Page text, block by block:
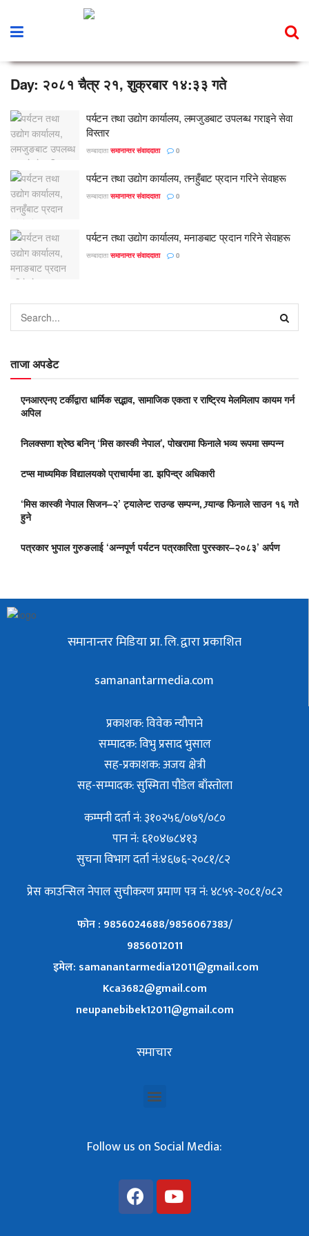
Day: २०८१ चैत्र २१, शुक्रबार १४:३३ गते
पर्यटन तथा उद्योग कार्यालय, लमजुङबाट उपलब्ध गराइने सेवा
विस्तार
सम्बादाता समानान्तर संवाददाता 0
पर्यटन तथा उद्योग कार्यालय, तनहुँबाट प्रदान गरिने सेवाहरू
सम्बादाता समानान्तर संवाददाता 0
पर्यटन तथा उद्योग कार्यालय, मनाङबाट प्रदान गरिने सेवाहरू
सम्बादाता समानान्तर संवाददाता 0
ताजा अपडेट
एनआरएनए टर्कीद्वारा धार्मिक सद्भाव, सामाजिक एकता र राष्ट्रिय मेलमिलाप कायम गर्न
अपिल
निलक्सणा श्रेष्ठ बनिन् ‘मिस कास्की नेपाल’, पोखरामा फिनाले भव्य रूपमा सम्पन्न
टप्स माध्यमिक विद्यालयको प्राचार्यमा डा. झपिन्द्र अधिकारी
‘मिस कास्की नेपाल सिजन–२’ ट्यालेन्ट राउन्ड सम्पन्न, ग्र्यान्ड फिनाले साउन १६ गते
हुने
पत्रकार भुपाल गुरुङलाई ‘अन्नपूर्ण पर्यटन पत्रकारिता पुरस्कार–२०८३’ अर्पण
समानान्तर मिडिया प्रा. लि. द्वारा प्रकाशित
samanantarmedia.com
प्रकाशक: विवेक न्याैपाने
सम्पादक: विभु प्रसाद भुसाल
सह-प्रकाशक: अजय क्षेत्री
सह-सम्पादक: सुस्मिता पौडेल बाँस्तोला
कम्पनी दर्ता नं: ३१०२५६/०७९/०८०
पान नं: ६१०४७८४१३
सुचना विभाग दर्ता नं:४६७६-२०८१/८२
प्रेस काउन्सिल नेपाल सुचीकरण प्रमाण पत्र नं: ४८५९-२०८१/०८२
फोन : 9856024688/9856067383/
9856012011
इमेल: samanantarmedia12011@gmail.com
Kca3682@gmail.com
neupanebibek12011@gmail.com
समाचार
Follow us on Social Media: